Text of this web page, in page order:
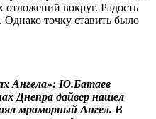
вокруг. Радость
точку ставить было
Ангела»: Ю.Батаев
Днепра дайвер нашел
мраморный Ангел. В